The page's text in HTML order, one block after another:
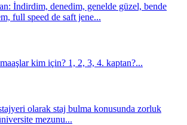
İndirdim, denedim, genelde güzel, bende
full speed de saft jene...
kim için? 1, 2, 3, 4. kaptan?...
olarak staj bulma konusunda zorluk
mezunu...